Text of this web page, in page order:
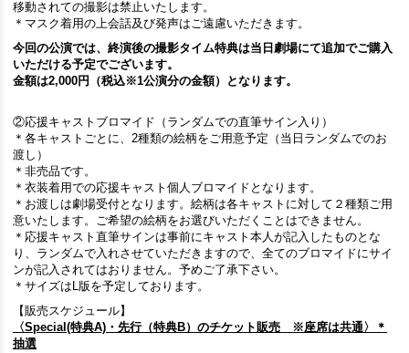
移動されての撮影は禁止いたします。
＊マスク着用の上会話及び発声はご遠慮いただきます。
今回の公演では、終演後の撮影タイム特典は当日劇場にて追加でご購入
いただける予定でございます。
金額は2,000円（税込※1公演分の金額）となります。
②応援キャストブロマイド（ランダムでの直筆サイン入り）
＊各キャストごとに、2種類の絵柄をご用意予定（当日ランダムでのお
渡し）
＊非売品です。
＊衣装着用での応援キャスト個人ブロマイドとなります。
＊お渡しは劇場受付となります。絵柄は各キャストに対して２種類ご用
意いたします。ご希望の絵柄をお選びいただくことはできません。
＊応援キャスト直筆サインは事前にキャスト本人が記入したものとな
り、ランダムで入れさせていただきますので、全てのブロマイドにサイ
ンが記入されてはおりません。予めご了承下さい。
＊サイズはL版を予定しております。
【販売スケジュール】
〈Special(特典A)・先行（特典B）のチケット販売 ※座席は共通〉
＊​
抽選